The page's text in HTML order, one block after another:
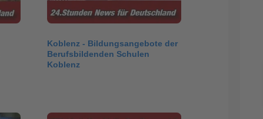
Koblenz - Bildungsangebote der
Berufsbildenden Schulen
Koblenz